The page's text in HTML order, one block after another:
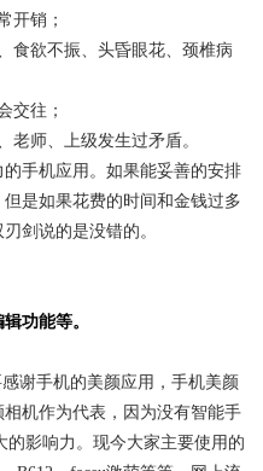
开销；
食欲不振、头昏眼花、颈椎病
交往；
老师、上级发生过矛盾。
手机应用。如果能妥善的安排
是如果花费的时间和金钱过多
剑说的是没错的。
功能等。
谢手机的美颜应用，手机美颜
机作为代表，因为没有智能手
的影响力。现今大家主要使用的